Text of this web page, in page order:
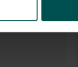
than